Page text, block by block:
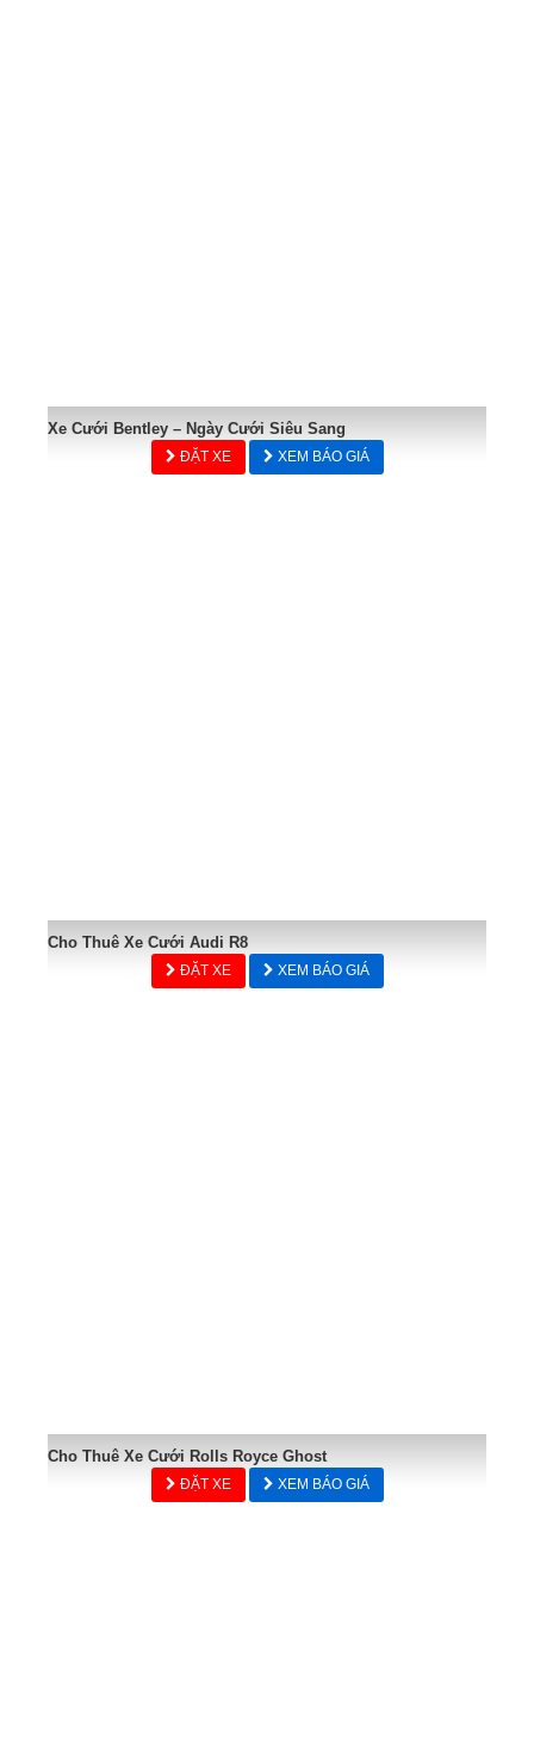
Xe Cưới Bentley – Ngày Cưới Siêu Sang
ĐẶT XE XEM BÁO GIÁ
Cho Thuê Xe Cưới Audi R8
ĐẶT XE XEM BÁO GIÁ
Cho Thuê Xe Cưới Rolls Royce Ghost
ĐẶT XE XEM BÁO GIÁ